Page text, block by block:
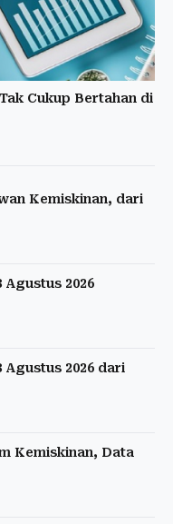
Cukup Bertahan di
Kemiskinan, dari
2026
2026 dari
Kemiskinan, Data